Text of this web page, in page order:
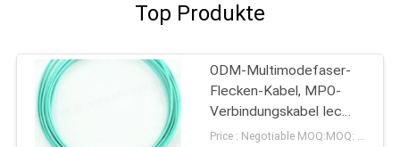
Top Produkte
ODM-Multimodefaser-
Flecken-Kabel, MPO-
Verbindungskabel Iec
61754 7